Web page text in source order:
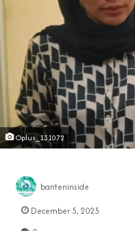
Oplus_131072
banteninside
December 5, 2025